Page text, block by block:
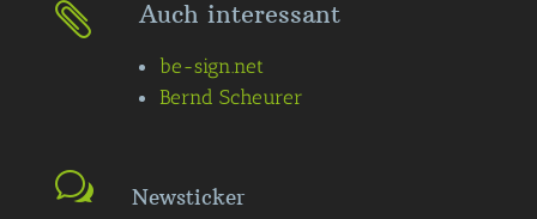
 Auch interessant
be-sign.net
Bernd Scheurer
Newsticker